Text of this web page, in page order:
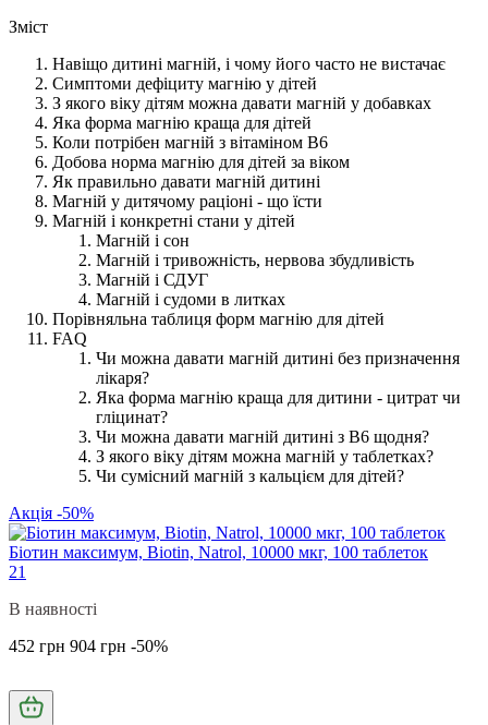
Зміст
Навіщо дитині магній, і чому його часто не вистачає
Симптоми дефіциту магнію у дітей
З якого віку дітям можна давати магній у добавках
Яка форма магнію краща для дітей
Коли потрібен магній з вітаміном B6
Добова норма магнію для дітей за віком
Як правильно давати магній дитині
Магній у дитячому раціоні - що їсти
Магній і конкретні стани у дітей
Магній і сон
Магній і тривожність, нервова збудливість
Магній і СДУГ
Магній і судоми в литках
Порівняльна таблиця форм магнію для дітей
FAQ
Чи можна давати магній дитині без призначення
лікаря?
Яка форма магнію краща для дитини - цитрат чи
гліцинат?
Чи можна давати магній дитині з B6 щодня?
З якого віку дітям можна магній у таблетках?
Чи сумісний магній з кальцієм для дітей?
Акція -50%
Біотин максимум, Biotin, Natrol, 10000 мкг, 100 таблеток
21
В наявності
452 грн 904 грн -50%